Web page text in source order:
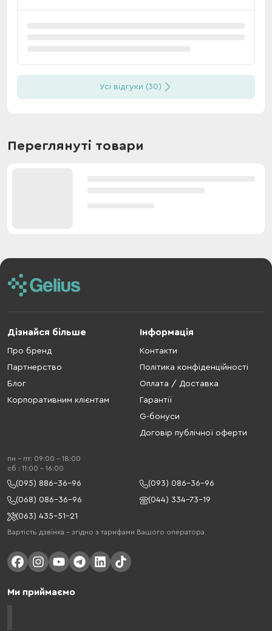
Усі відгуки (30)
Переглянуті товари
Дізнайся більше
Про бренд
Партнерство
Блог
Корпоративним клієнтам
Інформація
Контакти
Політика конфіденційності
Оплата / Доставка
Гарантії
G-бонуси
Договір публічної оферти
пн - пт: 09:00 - 18:00
cб : 11:00 - 16:00
(095) 886-36-96
(093) 086-36-96
(068) 086-36-96
(044) 334-73-19
(063) 435-51-21
Вартість дзвінка – згідно з тарифами Вашого оператора
Ми приймаємо